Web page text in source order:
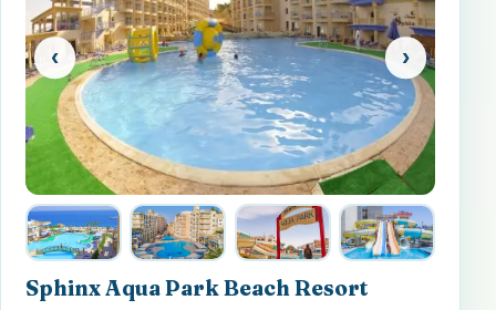
‹ ›
Sphinx Aqua Park Beach Resort